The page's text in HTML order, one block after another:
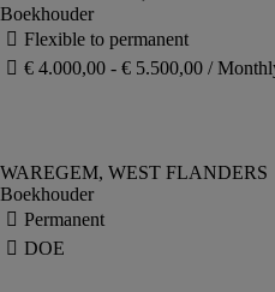
Boekhouder
Boekhouder